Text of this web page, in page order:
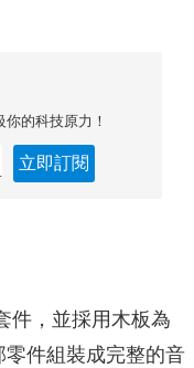
的科技原力！
立即訂閱
件，並採用木板為
件組裝成完整的音